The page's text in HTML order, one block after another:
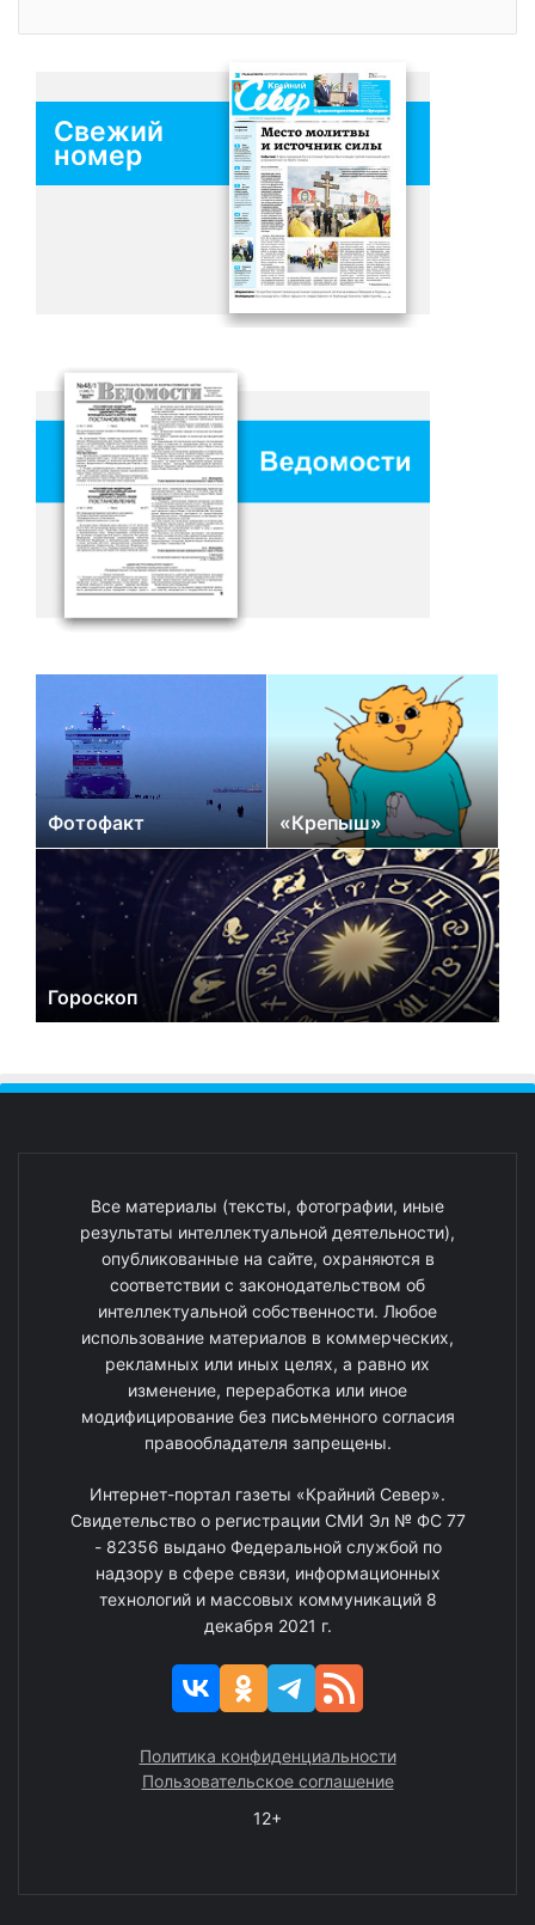
Свежий
номер
Фотофакт «Крепыш»
Гороскоп
Все материалы (тексты, фотографии, иные
результаты интеллектуальной деятельности),
опубликованные на сайте, охраняются в
соответствии с законодательством об
интеллектуальной собственности. Любое
использование материалов в коммерческих,
рекламных или иных целях, а равно их
изменение, переработка или иное
модифицирование без письменного согласия
правообладателя запрещены.
Интернет-портал газеты «Крайний Север».
Свидетельство о регистрации СМИ Эл № ФС 77
- 82356 выдано Федеральной службой по
надзору в сфере связи, информационных
технологий и массовых коммуникаций 8
декабря 2021 г.
Политика конфиденциальности
Пользовательское соглашение
12+